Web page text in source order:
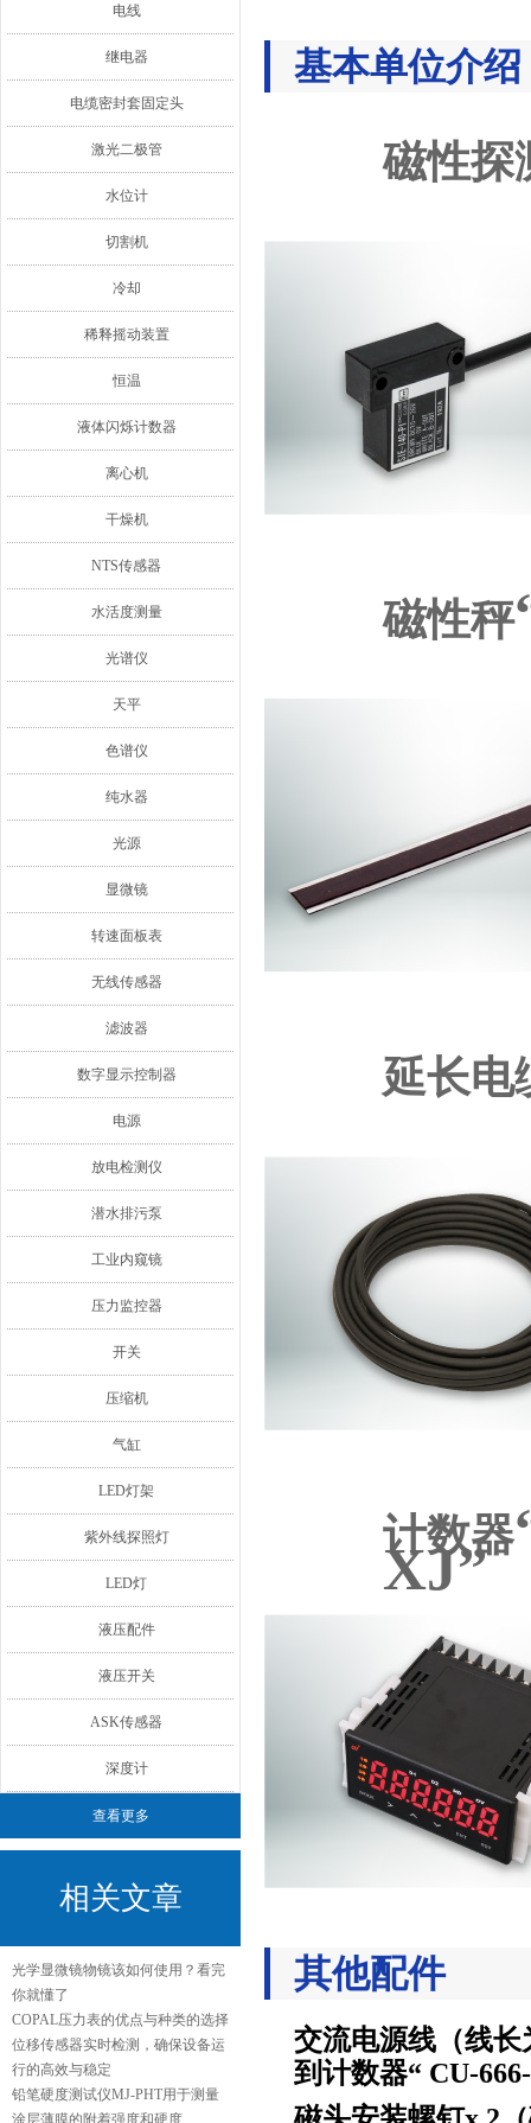
电线
继电器
电缆密封套固定头
激光二极管
水位计
切割机
冷却
稀释摇动装置
恒温
液体闪烁计数器
离心机
干燥机
NTS传感器
水活度测量
光谱仪
天平
色谱仪
纯水器
光源
显微镜
转速面板表
无线传感器
滤波器
数字显示控制器
电源
放电检测仪
潜水排污泵
工业内窥镜
压力监控器
开关
压缩机
气缸
LED灯架
紫外线探照灯
LED灯
液压配件
液压开关
ASK传感器
深度计
查看更多
相关文章
光学显微镜物镜该如何使用？看完
你就懂了
COPAL压力表的优点与种类的选择
位移传感器实时检测，确保设备运
行的高效与稳定
铅笔硬度测试仪MJ-PHT用于测量
涂层薄膜的附着强度和硬度
基本单位介绍
磁性探
磁性秤
延长电
计数器
XJ”
其他配件
交流电源线（线
到计数器“ CU-